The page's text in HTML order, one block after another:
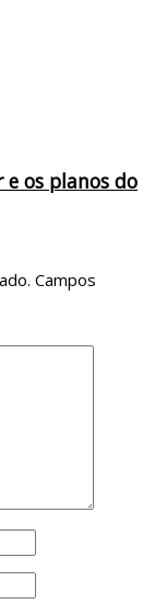
e os planos do
Campos